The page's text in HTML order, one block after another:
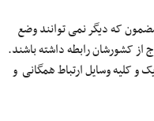
مضمون که دیگر نمی توانند وضع
کشورشان رابطه داشته باشند.
و کلیه وسایل ارتباط همگانی و